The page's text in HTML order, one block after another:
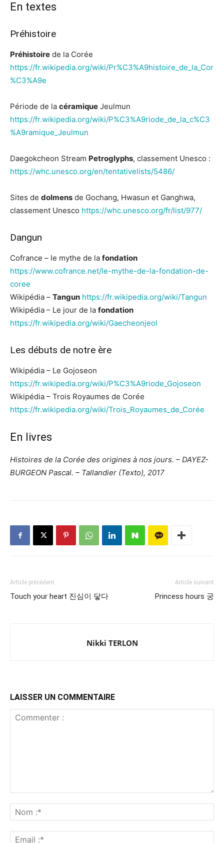
En textes
Préhistoire
Préhistoire de la Corée
https://fr.wikipedia.org/wiki/Pr%C3%A9histoire_de_la_Cor
%C3%A9e
Période de la céramique Jeulmun
https://fr.wikipedia.org/wiki/P%C3%A9riode_de_la_c%C3
%A9ramique_Jeulmun
Daegokcheon Stream Petroglyphs, classement Unesco :
https://whc.unesco.org/en/tentativelists/5486/
Sites de dolmens de Gochang, Hwasun et Ganghwa,
classement Unesco https://whc.unesco.org/fr/list/977/
Dangun
Cofrance – le mythe de la fondation
https://www.cofrance.net/le-mythe-de-la-fondation-de-
coree
Wikipédia – Tangun https://fr.wikipedia.org/wiki/Tangun
Wikipédia – Le jour de la fondation
https://fr.wikipedia.org/wiki/Gaecheonjeol
Les débuts de notre ère
Wikipédia – Le Gojoseon
https://fr.wikipedia.org/wiki/P%C3%A9riode_Gojoseon
Wikipédia – Trois Royaumes de Corée
https://fr.wikipedia.org/wiki/Trois_Royaumes_de_Corée
En livres
Histoires de la Corée des origines à nos jours. – DAYEZ-
BURGEON Pascal. – Tallandier (Texto), 2017
Article précédent
Touch your heart 진심이 닿다
Article suivant
Princess hours 궁
Nikki TERLON
LAISSER UN COMMENTAIRE